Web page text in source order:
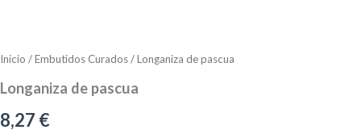
Inicio /Embutidos Curados/ Longaniza de pascua
Longaniza de pascua
8,27 €